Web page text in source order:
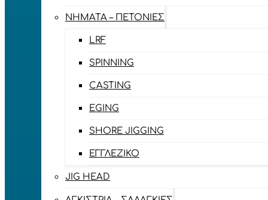
ΝΉΜΑΤΑ – ΠΕΤΟΝΙΈΣ
LRF
SPINNING
CASTING
EGING
SHORE JIGGING
ΕΓΓΛΈΖΙΚΟ
JIG HEAD